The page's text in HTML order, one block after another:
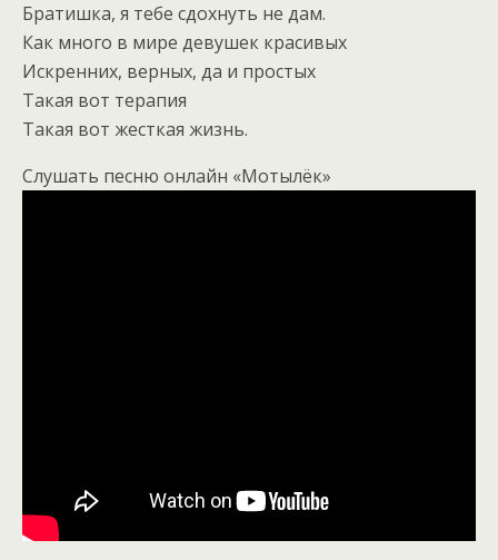
Братишка, я тебе сдохнуть не дам.
Как много в мире девушек красивых
Искренних, верных, да и простых
Такая вот терапия
Такая вот жесткая жизнь.
Слушать песню онлайн «Мотылёк»